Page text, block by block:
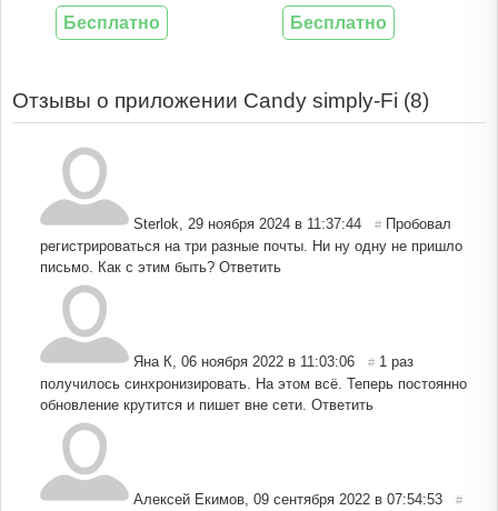
Бесплатно Бесплатно
Отзывы о приложении Candy simply-Fi (8)
Sterlok, 29 ноября 2024 в 11:37:44 # Пробовал
регистрироваться на три разные почты. Ни ну одну не пришло
письмо. Как с этим быть? Ответить
Яна К, 06 ноября 2022 в 11:03:06 # 1 раз
получилось синхронизировать. На этом всё. Теперь постоянно
обновление крутится и пишет вне сети. Ответить
Алексей Екимов, 09 сентября 2022 в 07:54:53 #